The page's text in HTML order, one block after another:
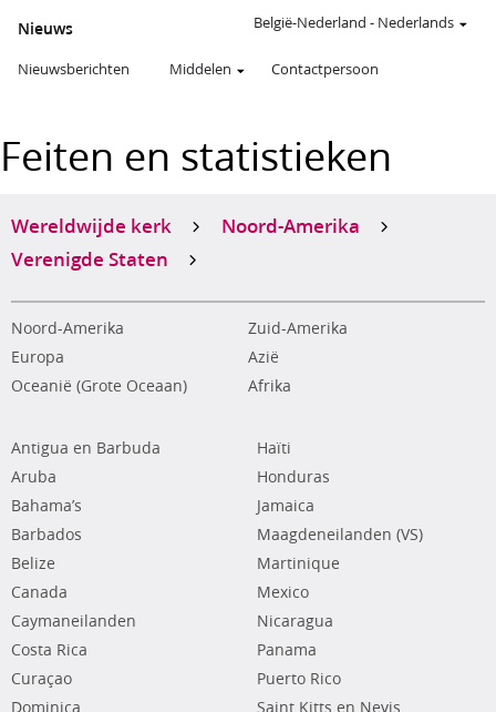
Nieuws
Nieuwsberichten Middelen Contactpersoon
België-Nederland - Nederlands
Feiten en statistieken
Wereldwijde kerk
Noord-Amerika
Verenigde Staten
Noord-Amerika
Zuid-Amerika
Europa
Azië
Oceanië (Grote Oceaan)
Afrika
Antigua en Barbuda
Aruba
Bahama’s
Barbados
Belize
Canada
Caymaneilanden
Costa Rica
Curaçao
Dominica
Haïti
Honduras
Jamaica
Maagdeneilanden (VS)
Martinique
Mexico
Nicaragua
Panama
Puerto Rico
Saint Kitts en Nevis